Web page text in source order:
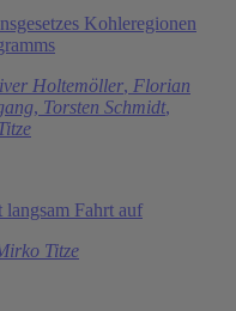
Kohleregionen
Holtemöller, Florian
, Torsten Schmidt,
Fahrt auf
Titze